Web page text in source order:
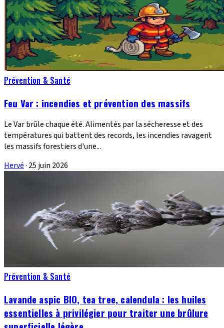
Prévention & Santé
Feu Var : incendies et prévention des massifs
Le Var brûle chaque été. Alimentés par la sécheresse et des
températures qui battent des records, les incendies ravagent
les massifs forestiers d'une...
Hervé· 25 juin 2026
Prévention & Santé
Lavande aspic BIO, tea tree, calendula : les huiles
essentielles à privilégier pour traiter une brûlure